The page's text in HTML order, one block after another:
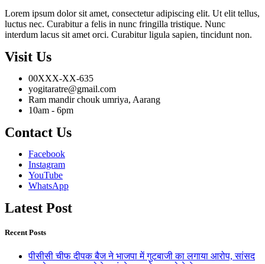
Lorem ipsum dolor sit amet, consectetur adipiscing elit. Ut elit tellus,
luctus nec. Curabitur a felis in nunc fringilla tristique. Nunc
interdum lacus sit amet orci. Curabitur ligula sapien, tincidunt non.
Visit Us
00XXX-XX-635
yogitaratre@gmail.com
Ram mandir chouk umriya, Aarang
10am - 6pm
Contact Us
Facebook
Instagram
YouTube
WhatsApp
Latest Post
Recent Posts
पीसीसी चीफ दीपक बैज ने भाजपा में गुटबाजी का लगाया आरोप, सांसद